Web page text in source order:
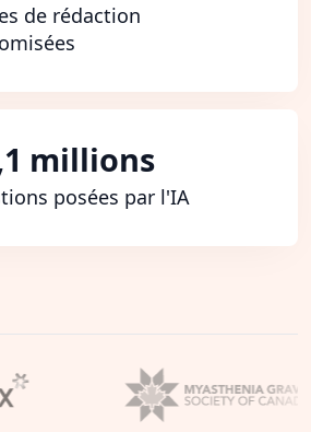
de rédaction
millions
posées par l'IA